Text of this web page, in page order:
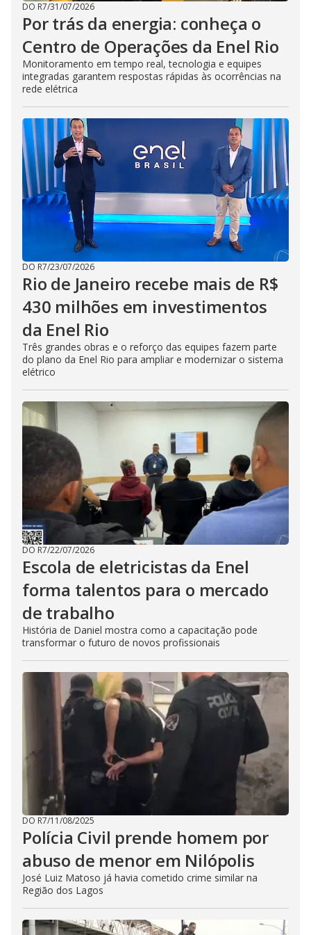
DO R7/31/07/2026
Por trás da energia: conheça o
Centro de Operações da Enel Rio
Monitoramento em tempo real, tecnologia e equipes
integradas garantem respostas rápidas às ocorrências na
rede elétrica
DO R7/23/07/2026
Rio de Janeiro recebe mais de R$
430 milhões em investimentos
da Enel Rio
Três grandes obras e o reforço das equipes fazem parte
do plano da Enel Rio para ampliar e modernizar o sistema
elétrico
DO R7/22/07/2026
Escola de eletricistas da Enel
forma talentos para o mercado
de trabalho
História de Daniel mostra como a capacitação pode
transformar o futuro de novos profissionais
DO R7/11/08/2025
Polícia Civil prende homem por
abuso de menor em Nilópolis
José Luiz Matoso já havia cometido crime similar na
Região dos Lagos